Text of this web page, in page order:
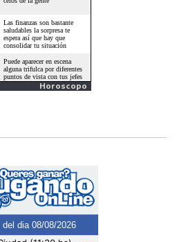
Horoscopo